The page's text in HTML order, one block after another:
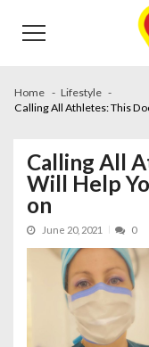
navigation
content
Home
Lifestyle
Calling All Athletes: This
Calling All
Will Help
on
June 20, 2021 0